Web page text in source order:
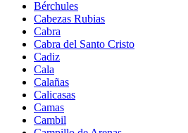
Bérchules
Cabezas Rubias
Cabra
Cabra del Santo Cristo
Cadiz
Cala
Calañas
Calicasas
Camas
Cambil